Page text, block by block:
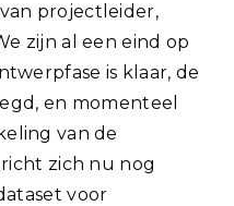
projectleider,
zijn al een eind op
is klaar, de
en momenteel
van de
zich nu nog
voor